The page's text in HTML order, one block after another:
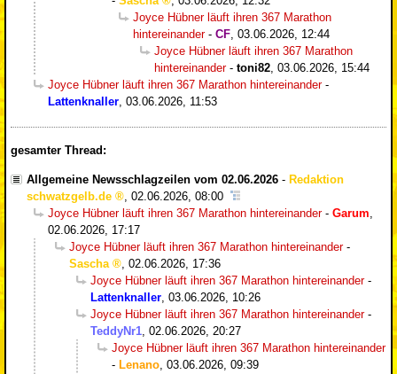
Joyce Hübner läuft ihren 367 Marathon
hintereinander- CF 03.06.2026, 12:44
Joyce Hübner läuft ihren 367 Marathon
hintereinander- toni82 03.06.2026, 15:44
Joyce Hübner läuft ihren 367 Marathon hintereinander-
Lattenknaller 03.06.2026, 11:53
gesamter Thread:
Allgemeine Newsschlagzeilen vom 02.06.2026 - Redaktion
schwatzgelb.de
, 02.06.2026, 08:00
Joyce Hübner läuft ihren 367 Marathon hintereinander- Garum,
02.06.2026, 17:17
Joyce Hübner läuft ihren 367 Marathon hintereinander-
Sascha
, 02.06.2026, 17:36
Joyce Hübner läuft ihren 367 Marathon hintereinander-
Lattenknaller, 03.06.2026, 10:26
Joyce Hübner läuft ihren 367 Marathon hintereinander-
TeddyNr1, 02.06.2026, 20:27
Joyce Hübner läuft ihren 367 Marathon hintereinander
- Lenano, 03.06.2026, 09:39